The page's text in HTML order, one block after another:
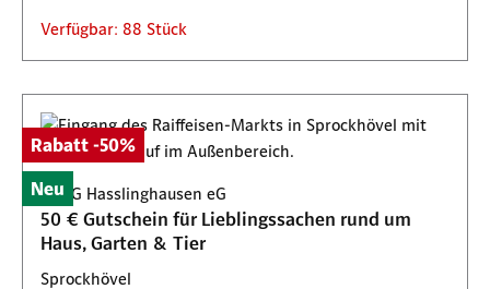
Verfügbar: 88 Stück
Rabatt -50%
Neu
BBAG Hasslinghausen eG
50 € Gutschein für Lieblingssachen rund um
Haus, Garten & Tier
Sprockhövel